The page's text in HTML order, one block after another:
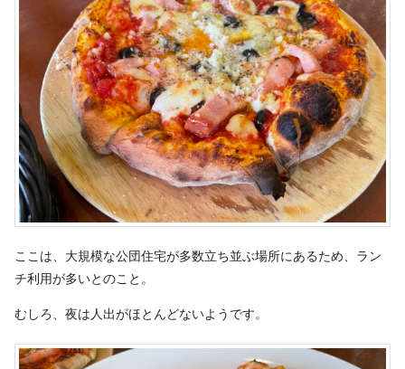
ここは、大規模な公団住宅が多数立ち並ぶ場所にあるため、ラン
チ利用が多いとのこと。
むしろ、夜は人出がほとんどないようです。